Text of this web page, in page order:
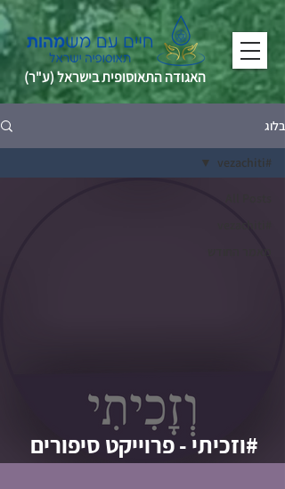
האגודה התאוסופית בישראל (ע"ר)
בלוג
#vezachiti
#וזכיתי - פרוייקט סיפורים
אישיים